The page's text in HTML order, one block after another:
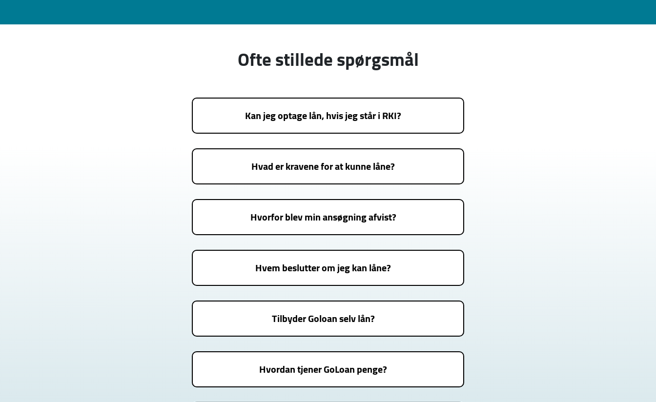
Ofte stillede spørgsmål
Kan jeg optage lån, hvis jeg står i RKI?
Hvad er kravene for at kunne låne?
Hvorfor blev min ansøgning afvist?
Hvem beslutter om jeg kan låne?
Tilbyder Goloan selv lån?
Hvordan tjener GoLoan penge?